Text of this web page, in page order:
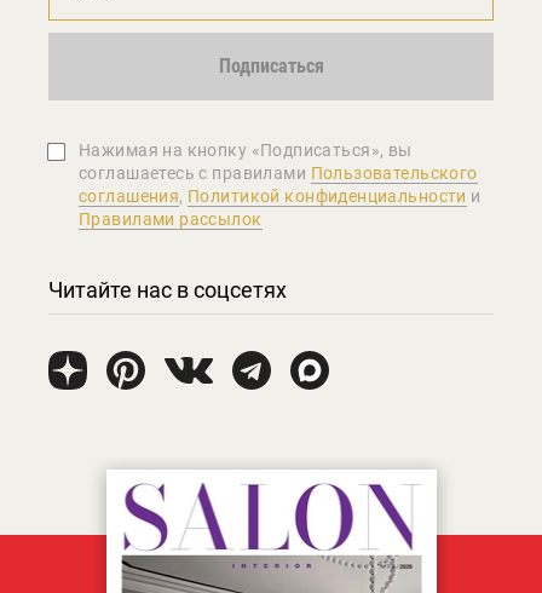
Подписаться
Нажимая на кнопку «Подписаться», вы
соглашаетеcь с правилами Пользовательского
соглашения, Политикой конфиденциальности и
Правилами рассылок
Читайте нас в соцсетях